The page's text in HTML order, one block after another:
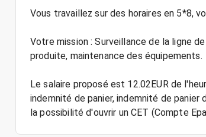
Vous travaillez sur des horaires en 5*8,
Votre mission : Surveillance de la ligne
produite, maintenance des équipements.
Le salaire proposé est 12.02EUR de
indemnité de panier, indemnité de
la possibilité d'ouvrir un CET (Compte